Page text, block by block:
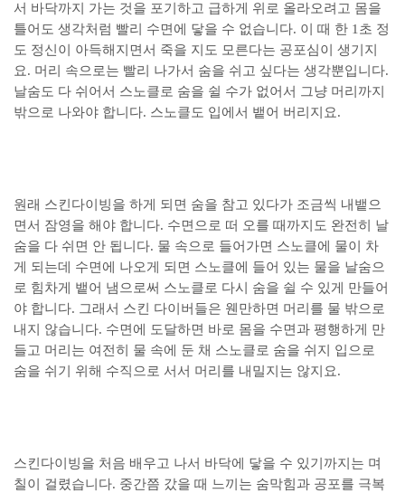
서 바닥까지 가는 것을 포기하고 급하게 위로 올라오려고 몸을
틀어도 생각처럼 빨리 수면에 닿을 수 없습니다. 이 때 한 1초 정
도 정신이 아득해지면서 죽을 지도 모른다는 공포심이 생기지
요. 머리 속으로는 빨리 나가서 숨을 쉬고 싶다는 생각뿐입니다.
날숨도 다 쉬어서 스노클로 숨을 쉴 수가 없어서 그냥 머리까지
밖으로 나와야 합니다. 스노클도 입에서 뱉어 버리지요.
원래 스킨다이빙을 하게 되면 숨을 참고 있다가 조금씩 내뱉으
면서 잠영을 해야 합니다. 수면으로 떠 오를 때까지도 완전히 날
숨을 다 쉬면 안 됩니다. 물 속으로 들어가면 스노클에 물이 차
게 되는데 수면에 나오게 되면 스노클에 들어 있는 물을 날숨으
로 힘차게 뱉어 냄으로써 스노클로 다시 숨을 쉴 수 있게 만들어
야 합니다. 그래서 스킨 다이버들은 웬만하면 머리를 물 밖으로
내지 않습니다. 수면에 도달하면 바로 몸을 수면과 평행하게 만
들고 머리는 여전히 물 속에 둔 채 스노클로 숨을 쉬지 입으로
숨을 쉬기 위해 수직으로 서서 머리를 내밀지는 않지요.
스킨다이빙을 처음 배우고 나서 바닥에 닿을 수 있기까지는 며
칠이 걸렸습니다. 중간쯤 갔을 때 느끼는 숨막힘과 공포를 극복